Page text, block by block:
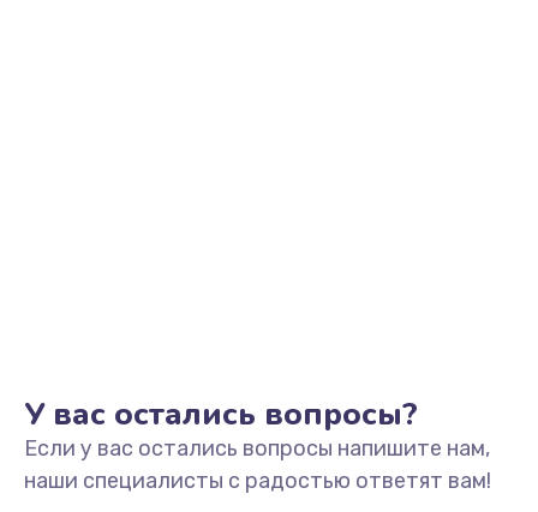
Переполнен абсорбер
300 руб.
У вас остались вопросы?
Если у вас остались вопросы напишите нам,
наши специалисты с радостью ответят вам!